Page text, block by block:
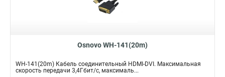
Osnovo WH-141(20m)
WH-141(20m) Кабель соединительный HDMI-DVI. Максимальная
скорость передачи 3,4Гбит/с, максималь...